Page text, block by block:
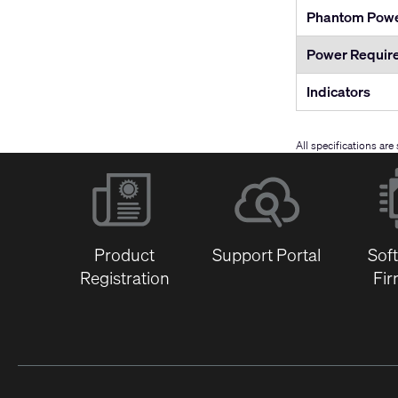
Phantom
Power
Indicators
All specifications
Product
Registration
Support Portal